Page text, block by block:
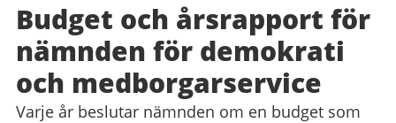
Budget och årsrapport för
nämnden för demokrati
och medborgarservice
Varje år beslutar nämnden om en budget som